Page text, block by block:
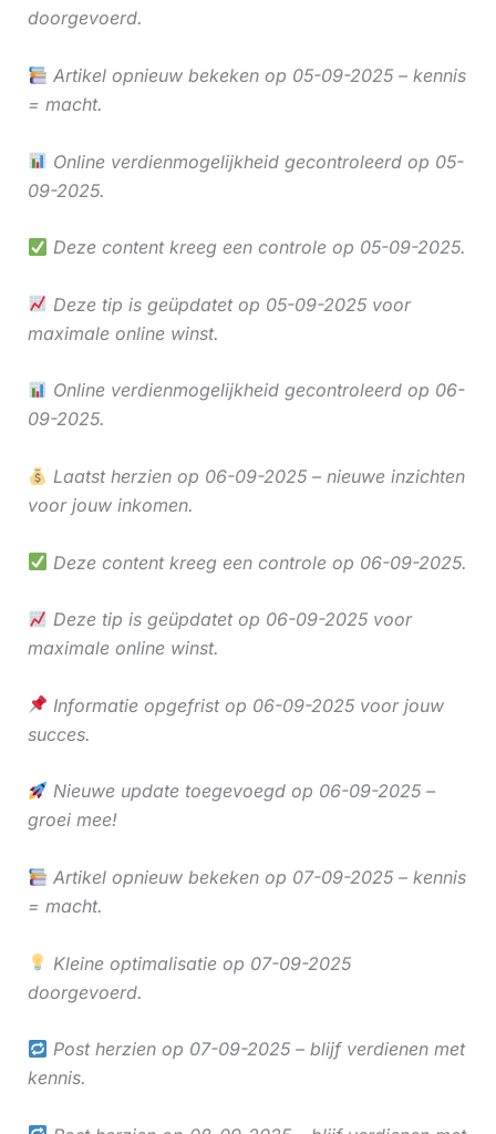
doorgevoerd.
Artikel opnieuw bekeken op 05-09-2025 – kennis
= macht.
Online verdienmogelijkheid gecontroleerd op 05-
09-2025.
Deze content kreeg een controle op 05-09-2025.
Deze tip is geüpdatet op 05-09-2025 voor
maximale online winst.
Online verdienmogelijkheid gecontroleerd op 06-
09-2025.
Laatst herzien op 06-09-2025 – nieuwe inzichten
voor jouw inkomen.
Deze content kreeg een controle op 06-09-2025.
Deze tip is geüpdatet op 06-09-2025 voor
maximale online winst.
Informatie opgefrist op 06-09-2025 voor jouw
succes.
Nieuwe update toegevoegd op 06-09-2025 –
groei mee!
Artikel opnieuw bekeken op 07-09-2025 – kennis
= macht.
Kleine optimalisatie op 07-09-2025
doorgevoerd.
Post herzien op 07-09-2025 – blijf verdienen met
kennis.